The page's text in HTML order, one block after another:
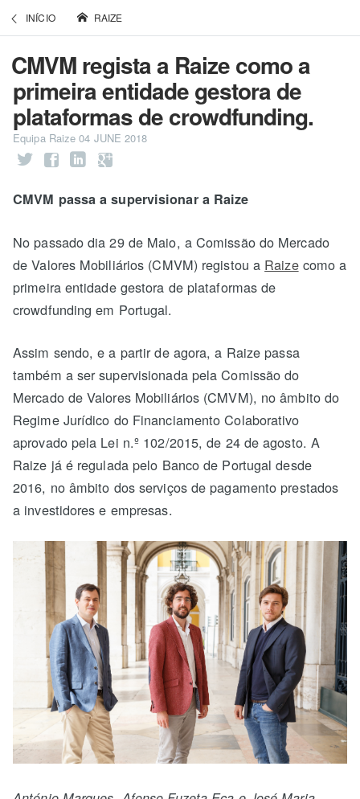
INÍCIO RAIZE
CMVM regista a Raize como a
primeira entidade gestora de
plataformas de crowdfunding.
Equipa Raize 04 JUNE 2018
CMVM passa a supervisionar a Raize
No passado dia 29 de Maio, a Comissão do Mercado
de Valores Mobiliários (CMVM) registou a Raizecomo a
primeira entidade gestora de plataformas de
crowdfunding em Portugal.
Assim sendo, e a partir de agora, a Raize passa
também a ser supervisionada pela Comissão do
Mercado de Valores Mobiliários (CMVM), no âmbito do
Regime Jurídico do Financiamento Colaborativo
aprovado pela Lei n.º 102/2015, de 24 de agosto. A
Raize já é regulada pelo Banco de Portugal desde
2016, no âmbito dos serviços de pagamento prestados
a investidores e empresas.